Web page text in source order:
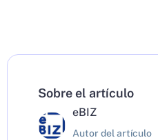
Sobre el artículo
eBIZ
Autor del artículo